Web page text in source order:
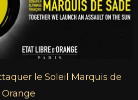
le Soleil Marquis de